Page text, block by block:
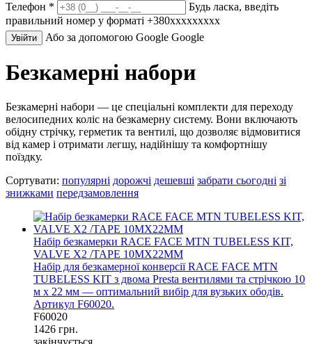
Телефон *
Будь ласка, введіть
правильний номер у форматі +380ххххххххх
Увійти Або за допомогою Google Google
Безкамерні набори
Безкамерні набори — це спеціальні комплекти для переходу
велосипедних коліс на безкамерну систему. Вони включають
обідну стрічку, герметик та вентилі, що дозволяє відмовитися
від камер і отримати легшу, надійнішу та комфортнішу
поїздку.
Сортувати: популярні дорожчі дешевші забрати сьогодні зі
знижками передзамовлення
Набір безкамерки RACE FACE MTN TUBELESS KIT,
VALVE X2 /TAPE 10MX22MM
Набір для безкамерної конверсії RACE FACE MTN
TUBELESS KIT з двома Presta вентилями та стрічкою 10
м x 22 мм — оптимальний вибір для вузьких ободів.
Артикул F60020.
F60020
1426 грн.
закінчується